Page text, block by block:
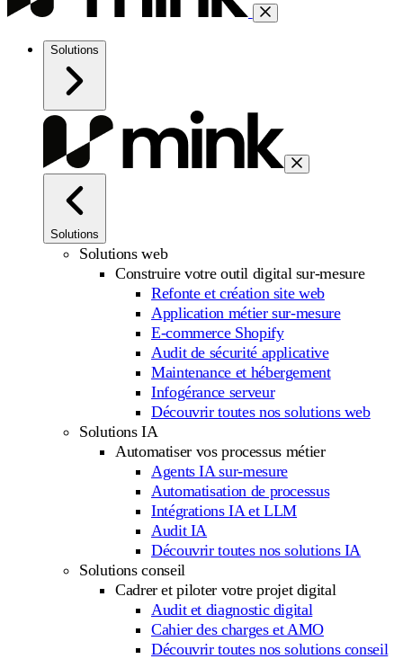
Solutions
Solutions
Solutions web
Construire votre outil digital sur-mesure
Refonte et création site web
Application métier sur-mesure
E-commerce Shopify
Audit de sécurité applicative
Maintenance et hébergement
Infogérance serveur
Découvrir toutes nos solutions web
Solutions IA
Automatiser vos processus métier
Agents IA sur-mesure
Automatisation de processus
Intégrations IA et LLM
Audit IA
Découvrir toutes nos solutions IA
Solutions conseil
Cadrer et piloter votre projet digital
Audit et diagnostic digital
Cahier des charges et AMO
Découvrir toutes nos solutions conseil